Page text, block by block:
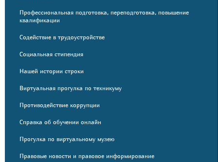
Профессиональная подготовка, переподготовка, повышение
квалификации
Содействие в трудоустройстве
Социальная стипендия
Нашей истории строки
Виртуальная прогулка по техникуму
Противодействие коррупции
Справка об обучении онлайн
Прогулка по виртуальному музею
Правовые новости и правовое информирование